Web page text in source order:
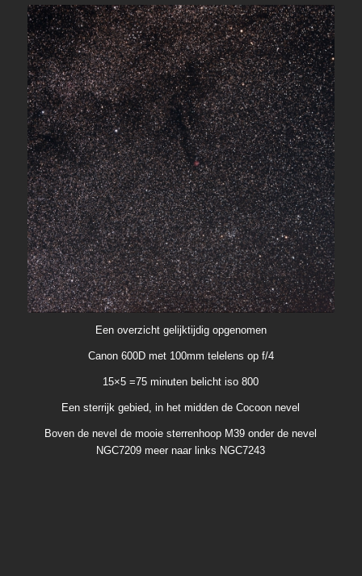
Een overzicht gelijktijdig opgenomen
Canon 600D met 100mm telelens op f/4
15×5 =75 minuten belicht iso 800
Een sterrijk gebied, in het midden de Cocoon nevel
Boven de nevel de mooie sterrenhoop M39 onder de nevel
NGC7209 meer naar links NGC7243